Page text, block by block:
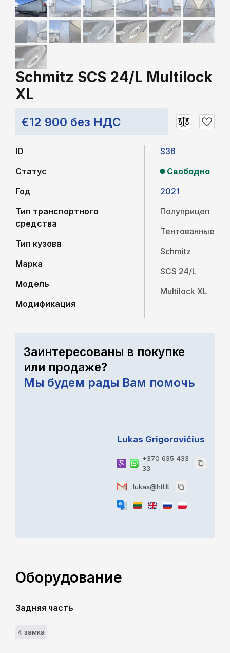
Schmitz SCS 24/L Multilock
XL
€12 900 без НДС
ID
Статус
Год
Тип транспортного
средства
Тип кузова
Марка
Модель
Модификация
S36
Свободно
2021
Полуприцеп
Тентованные
Schmitz
SCS 24/L
Multilock XL
Заинтересованы в покупке
или продаже?
Мы будем рады Вам помочь
Lukas Grigorovičius
+370 635 433
33
lukas@htl.lt
Оборудование
Задняя часть
4 замкa